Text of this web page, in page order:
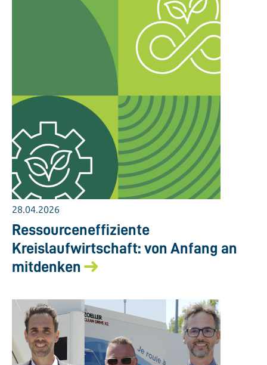
28.04.2026
Ressourceneffiziente
Kreislaufwirtschaft: von Anfang an
mitdenken